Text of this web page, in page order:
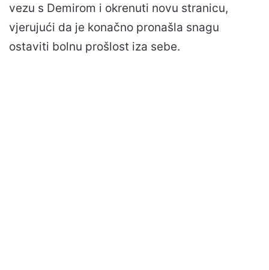
vezu s Demirom i okrenuti novu stranicu,
vjerujući da je konačno pronašla snagu
ostaviti bolnu prošlost iza sebe.